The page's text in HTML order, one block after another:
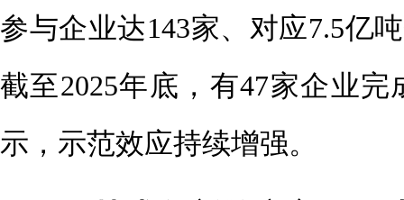
参与企业达143家、对应7.5亿
截至2025年底，有47家企业
示，示范效应持续增强。